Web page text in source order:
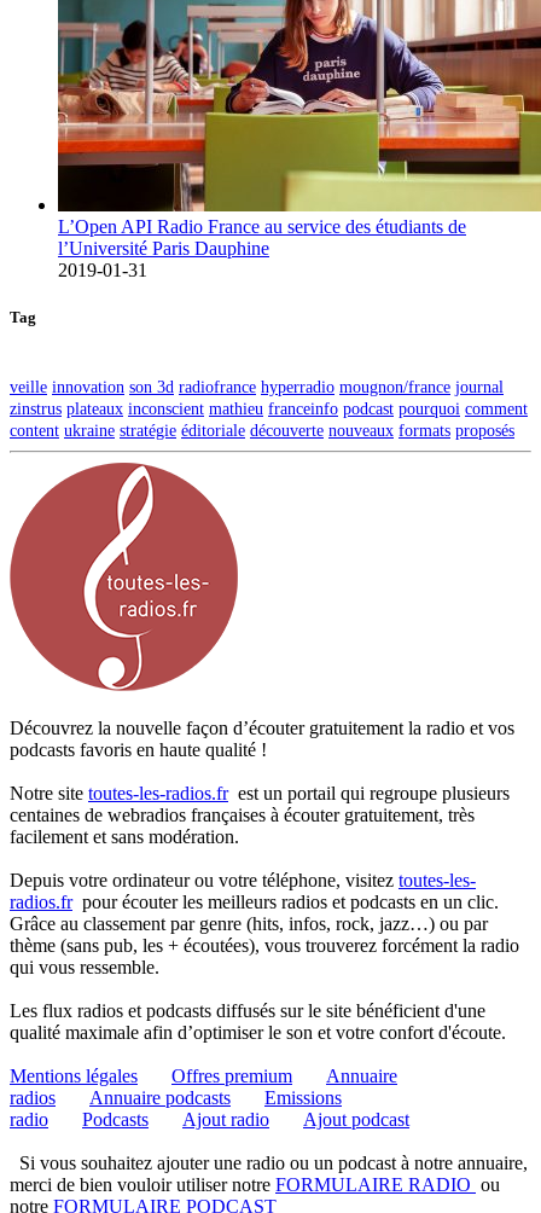
L’Open API Radio France au service des étudiants de
l’Université Paris Dauphine
2019-01-31
Tag
veille innovation son 3d radiofrance hyperradio mougnon/france journal
zinstrus plateaux inconscient mathieu franceinfo podcast pourquoi comment
content ukraine stratégie éditoriale découverte nouveaux formats proposés
Découvrez la nouvelle façon d’écouter gratuitement la radio et vos
podcasts favoris en haute qualité !
Notre site toutes-les-radios.frest un portail qui regroupe plusieurs
centaines de webradios françaises à écouter gratuitement, très
facilement et sans modération.
Depuis votre ordinateur ou votre téléphone, visitez toutes-les-
radios.frpour écouter les meilleurs radios et podcasts en un clic.
Grâce au classement par genre (hits, infos, rock, jazz…) ou par
thème (sans pub, les + écoutées), vous trouverez forcément la radio
qui vous ressemble.
Les flux radios et podcasts diffusés sur le site bénéficient d'une
qualité maximale afin d’optimiser le son et votre confort d'écoute.
Mentions légales Offres premium
Annuaire
radios
Annuaire podcasts
Emissions
radio
Podcasts Ajout radio Ajout podcast
Si vous souhaitez ajouter une radio ou un podcast à notre annuaire,
merci de bien vouloir utiliser notre FORMULAIRE RADIO ou
notre FORMULAIRE PODCAST